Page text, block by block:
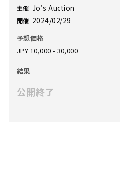
主催 Jo's Auction
開催 2024/02/29
予想価格
JPY 10,000 - 30,000
結果
公開終了